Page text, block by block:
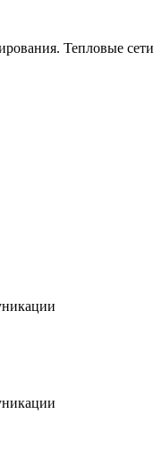
Тепловые сети